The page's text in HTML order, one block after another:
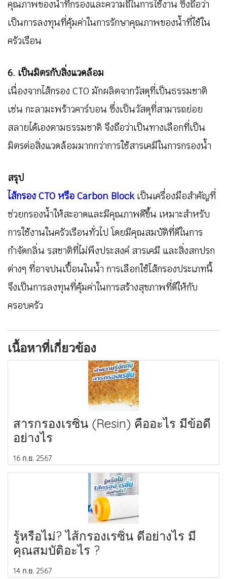
คุณภาพของน้ำที่กรองและความถี่ในการใช้งาน ซึ่งถือว่า
เป็นการลงทุนที่คุ้มค่าในการรักษาคุณภาพของน้ำที่ใช้ใน
ครัวเรือน
6. เป็นมิตรกับสิ่งแวดล้อม
เนื่องจากไส้กรอง CTO มักผลิตจากวัสดุที่เป็นธรรมชาติ
เช่น กะลามะพร้าวคาร์บอน ซึ่งเป็นวัสดุที่สามารถย่อย
สลายได้เองตามธรรมชาติ จึงถือว่าเป็นทางเลือกที่เป็น
มิตรต่อสิ่งแวดล้อมมากกว่าการใช้สารเคมีในการกรองน้ำ
สรุป
ไส้กรอง CTO หรือ Carbon Blockเป็นเครื่องมือสำคัญที่
ช่วยกรองน้ำให้สะอาดและมีคุณภาพดีขึ้น เหมาะสำหรับ
การใช้งานในครัวเรือนทั่วไป โดยมีคุณสมบัติที่ดีในการ
กำจัดกลิ่น รสชาติที่ไม่พึงประสงค์ สารเคมี และสิ่งสกปรก
ต่างๆ ที่อาจปนเปื้อนในน้ำ การเลือกใช้ไส้กรองประเภทนี้
จึงเป็นการลงทุนที่คุ้มค่าในการสร้างสุขภาพที่ดีให้กับ
ครอบครัว
เนื้อหาที่เกี่ยวข้อง
สารกรองเรซิ่น (Resin) คืออะไร มีข้อดี
อย่างไร
16 ก.ย. 2567
รู้หรือไม่? ไส้กรองเรซิ่น ดีอย่างไร มี
คุณสมบัติอะไร ?
14 ก.ย. 2567